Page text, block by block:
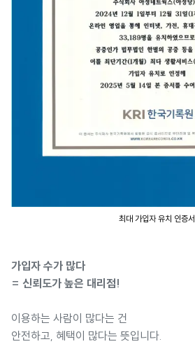
최대 가입자 유치 인증서
가입자 수가 많다
= 신뢰도가 높은 대리점!
이용하는 사람이 많다는 건
안전하고, 혜택이 많다는 뜻입니다.